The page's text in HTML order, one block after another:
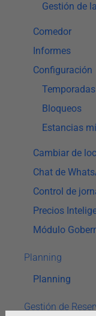
Gestión de
Comedor
Informes
Configuración
Bloqueos
Estancias
Cambiar de
Chat de
Control de
Precios
Módulo
Planning
Planning
Gestión de